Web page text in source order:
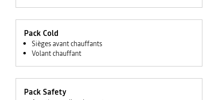
Pack Cold
Sièges avant chauffants
Volant chauffant
Pack Safety